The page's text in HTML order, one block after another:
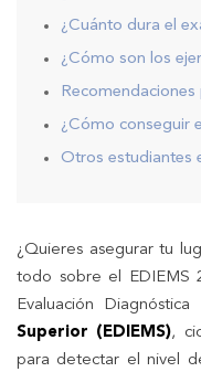
¿Cuánto dura el
¿Cómo son los
¿Cómo conseguir
Otros estudiantes
¿Quieres asegurar tu
todo sobre el EDIEMS
Evaluación
Superior (EDIEMS),
para detectar el nivel